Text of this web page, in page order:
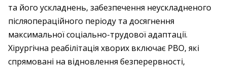
та його ускладнень, забезпечення неускладненого
післяопераційного періоду та досягнення
максимальної соціально-трудової адаптації.
Хірургічна реабілітація хворих включає РВО, які
спрямовані на відновлення безперервності,